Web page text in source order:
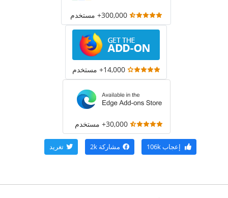
300,000+ مستخدم
14,000+ مستخدم
30,000+ مستخدم
إعجاب106k مشاركة 2k تغريد